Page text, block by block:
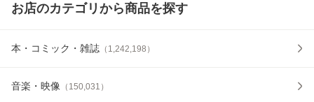
お店のカテゴリから商品を探す
本・コミック・雑誌 （ 1,242,198 ）
音楽・映像 （ 150,031 ）